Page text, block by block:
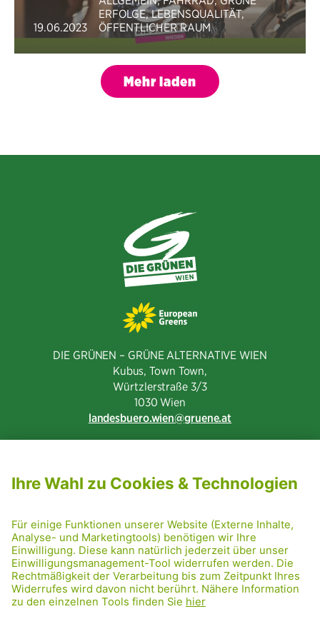
19.06.2023
ERFOLGE,LEBENSQUALITÄT,
ÖFFENTLICHER RAUM
Mehr laden
DIE GRÜNEN – GRÜNE ALTERNATIVE WIEN
Kubus, Town Town,
Würtzlerstraße 3/3​
1030 Wien
landesbuero.wien
gruene.at
PRESSE
GRÜNE RADRETTUNG
FRIDAY NIGHTSKATING
NETIQUETTE